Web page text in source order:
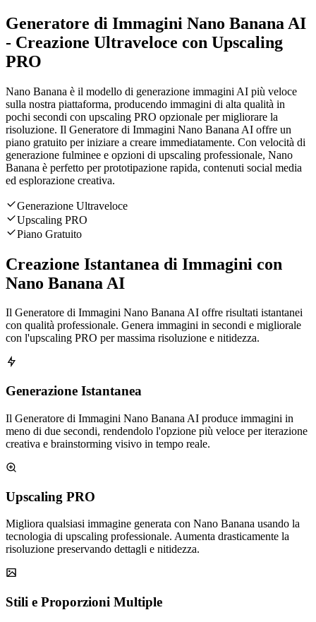
Generatore di Immagini Nano Banana AI
- Creazione Ultraveloce con Upscaling
PRO
Nano Banana è il modello di generazione immagini AI più veloce
sulla nostra piattaforma, producendo immagini di alta qualità in
pochi secondi con upscaling PRO opzionale per migliorare la
risoluzione. Il Generatore di Immagini Nano Banana AI offre un
piano gratuito per iniziare a creare immediatamente. Con velocità di
generazione fulminee e opzioni di upscaling professionale, Nano
Banana è perfetto per prototipazione rapida, contenuti social media
ed esplorazione creativa.
Generazione Ultraveloce
Upscaling PRO
Piano Gratuito
Creazione Istantanea di Immagini con
Nano Banana AI
Il Generatore di Immagini Nano Banana AI offre risultati istantanei
con qualità professionale. Genera immagini in secondi e migliorale
con l'upscaling PRO per massima risoluzione e nitidezza.
Generazione Istantanea
Il Generatore di Immagini Nano Banana AI produce immagini in
meno di due secondi, rendendolo l'opzione più veloce per iterazione
creativa e brainstorming visivo in tempo reale.
Upscaling PRO
Migliora qualsiasi immagine generata con Nano Banana usando la
tecnologia di upscaling professionale. Aumenta drasticamente la
risoluzione preservando dettagli e nitidezza.
Stili e Proporzioni Multiple